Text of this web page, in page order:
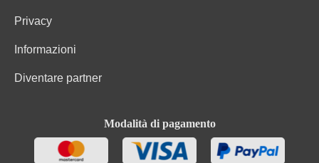
Privacy
Informazioni
Diventare partner
Modalità di pagamento